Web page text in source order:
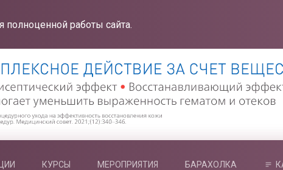
работы сайта.
КУРСЫ МЕРОПРИЯТИЯ БАРАХОЛКА